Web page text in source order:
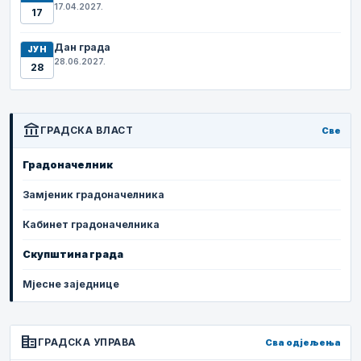
17 17.04.2027.
ЈУН
28
Дан града
28.06.2027.
account_balance ГРАДСКА ВЛАСТ Све
Градоначелник
Замјеник градоначелника
Кабинет градоначелника
Скупштина града
Мјесне заједнице
corporate_fare ГРАДСКА УПРАВА Сва одјељења